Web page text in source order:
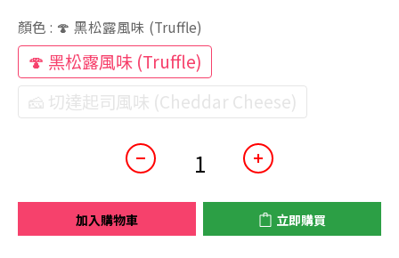
顏色 : 🍄 黑松露風味 (Truffle)
🍄 黑松露風味 (Truffle)
🧀 切達起司風味 (Cheddar Cheese)
加入購物車 立即購買